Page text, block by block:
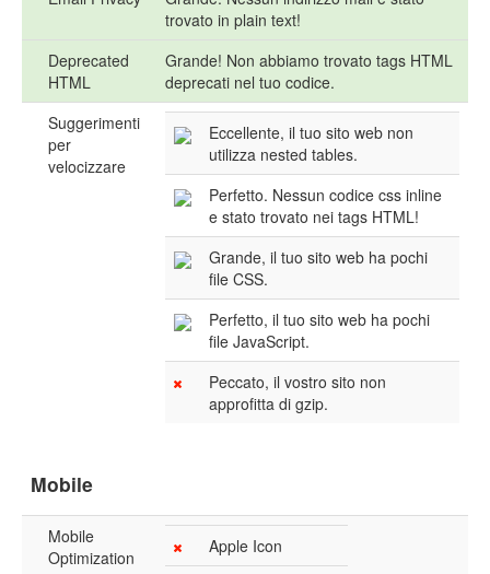
trovato in plain text!
Deprecated
HTML
Grande! Non abbiamo trovato tags HTML
deprecati nel tuo codice.
Suggerimenti
per
velocizzare
Eccellente, il tuo sito web non
utilizza nested tables.
Perfetto. Nessun codice css inline
e stato trovato nei tags HTML!
Grande, il tuo sito web ha pochi
file CSS.
Perfetto, il tuo sito web ha pochi
file JavaScript.
Peccato, il vostro sito non
approfitta di gzip.
Mobile
Mobile
Optimization
Apple Icon